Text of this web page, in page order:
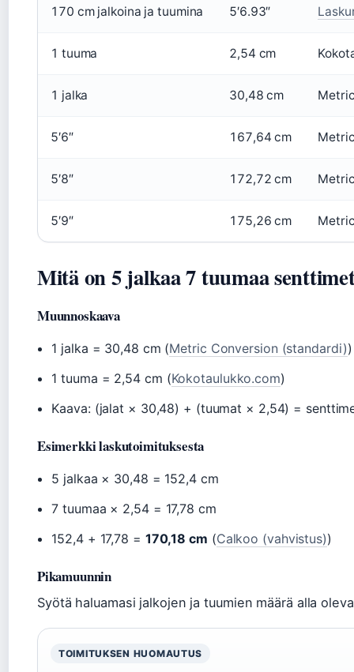
170 cm jalkoina ja tuumina 5′6.93″
1 tuuma 2,54 cm
1 jalka 30,48 cm
5′6″ 167,64 cm
5′8″ 172,72 cm
5′9″ 175,26 cm
Mitä on 5 jalkaa 7 tuumaa
Muunnoskaava
1 jalka = 30,48 cm (Metric Conversion (standardi))
1 tuuma = 2,54 cm (Kokotaulukko.com)
Kaava: (jalat × 30,48) + (tuumat × 2,54) =
Esimerkki laskutoimituksesta
5 jalkaa × 30,48 = 152,4 cm
7 tuumaa × 2,54 = 17,78 cm
152,4 + 17,78 = 170,18 cm (Calkoo (vahvistus))
Pikamuunnin
Syötä haluamasi jalkojen ja tuumien määrä alla
TOIMITUKSEN HUOMAUTUS